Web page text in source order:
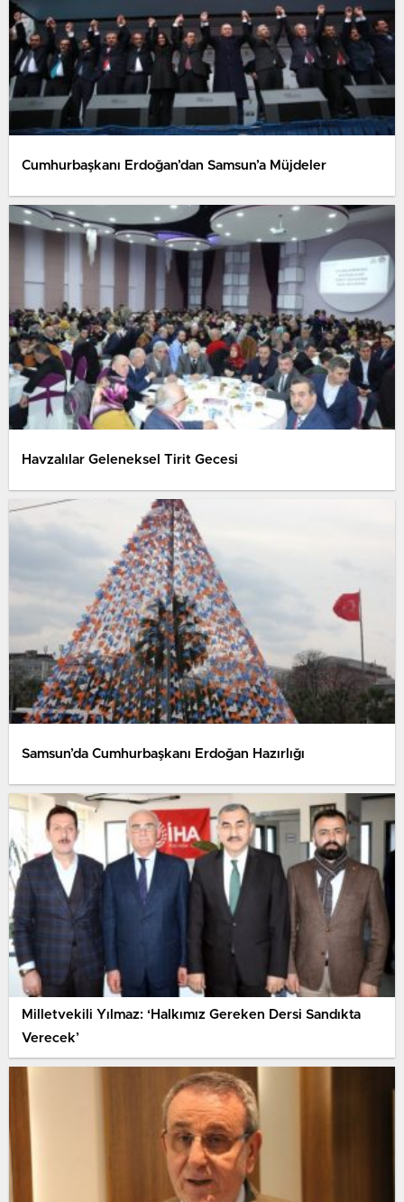
Cumhurbaşkanı Erdoğan’dan Samsun’a Müjdeler
Havzalılar Geleneksel Tirit Gecesi
Samsun’da Cumhurbaşkanı Erdoğan Hazırlığı
Milletvekili Yılmaz: ‘Halkımız Gereken Dersi Sandıkta
Verecek’